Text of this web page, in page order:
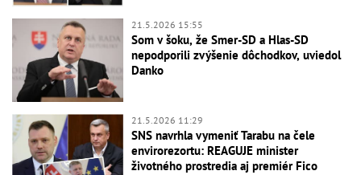
21.5.2026 15:55
Som v šoku, že Smer-SD a Hlas-SD
nepodporili zvýšenie dôchodkov, uviedol
Danko
21.5.2026 11:29
SNS navrhla vymeniť Tarabu na čele
envirorezortu: REAGUJE minister
životného prostredia aj premiér Fico